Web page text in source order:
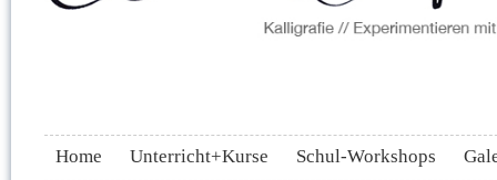
Home Unterricht+Kurse Schul-Workshops